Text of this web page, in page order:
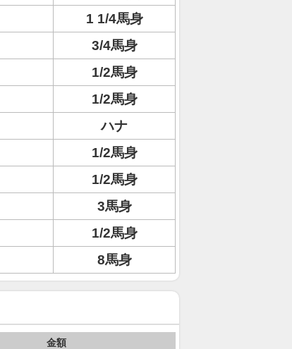
1 1/4馬身
3/4馬身
1/2馬身
1/2馬身
ハナ
1/2馬身
1/2馬身
3馬身
1/2馬身
8馬身
金額